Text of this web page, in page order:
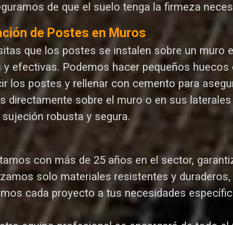
de que el suelo tenga la firmeza
de Postes en Muros
que los postes se instalen sobre un muro
y efectivas. Podemos hacer pequeños
los postes y rellenar con cemento para
directamente sobre el muro o en sus
robusta y segura.
con más de 25 años en el sector,
solo materiales resistentes y
cada proyecto a tus necesidades